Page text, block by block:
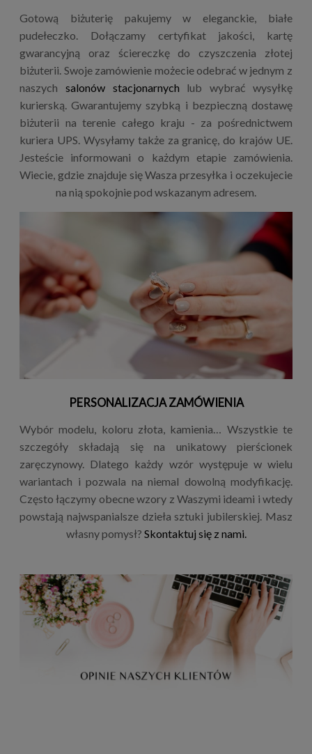
Gotową biżuterię pakujemy w eleganckie, białe
pudełeczko. Dołączamy certyfikat jakości, kartę
gwarancyjną oraz ściereczkę do czyszczenia złotej
biżuterii. Swoje zamówienie możecie odebrać w jednym z
naszych salonów stacjonarnych lub wybrać wysyłkę
kurierską. Gwarantujemy szybką i bezpieczną dostawę
biżuterii na terenie całego kraju - za pośrednictwem
kuriera UPS. Wysyłamy także za granicę, do krajów UE.
Jesteście informowani o każdym etapie zamówienia.
Wiecie, gdzie znajduje się Wasza przesyłka i oczekujecie
na nią spokojnie pod wskazanym adresem.
PERSONALIZACJA ZAMÓWIENIA
Wybór modelu, koloru złota, kamienia… Wszystkie te
szczegóły składają się na unikatowy pierścionek
zaręczynowy. Dlatego każdy wzór występuje w wielu
wariantach i pozwala na niemal dowolną modyfikację.
Często łączymy obecne wzory z Waszymi ideami i wtedy
powstają najwspanialsze dzieła sztuki jubilerskiej. Masz
własny pomysł? Skontaktuj się z nami.